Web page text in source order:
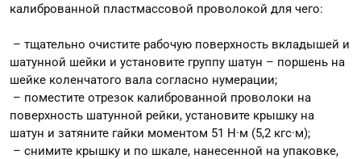
калиброванной пластмассовой проволокой для чего:
– тщательно очистите рабочую поверхность вкладышей и
шатунной шейки и установите группу шатун – поршень на
шейке коленчатого вала согласно нумерации;
– поместите отрезок калиброванной проволоки на
поверхность шатунной рейки, установите крышку на
шатун и затяните гайки моментом 51 Н·м (5,2 кгс·м);
– снимите крышку и по шкале, нанесенной на упаковке,